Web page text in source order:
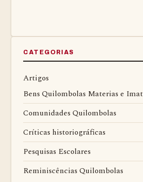
CATEGORIAS
Artigos
Bens Quilombolas Materias e
Comunidades Quilombolas
Críticas historiográficas
Pesquisas Escolares
Reminiscências Quilombolas